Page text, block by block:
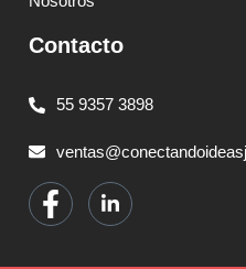
Contacto
55 9357 3898